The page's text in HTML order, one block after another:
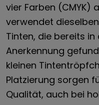
vier Farben (CMYK)
verwendet
Tinten, die bereits
Anerkennung
kleinen
Platzierung sorgen
Qualität, auch bei